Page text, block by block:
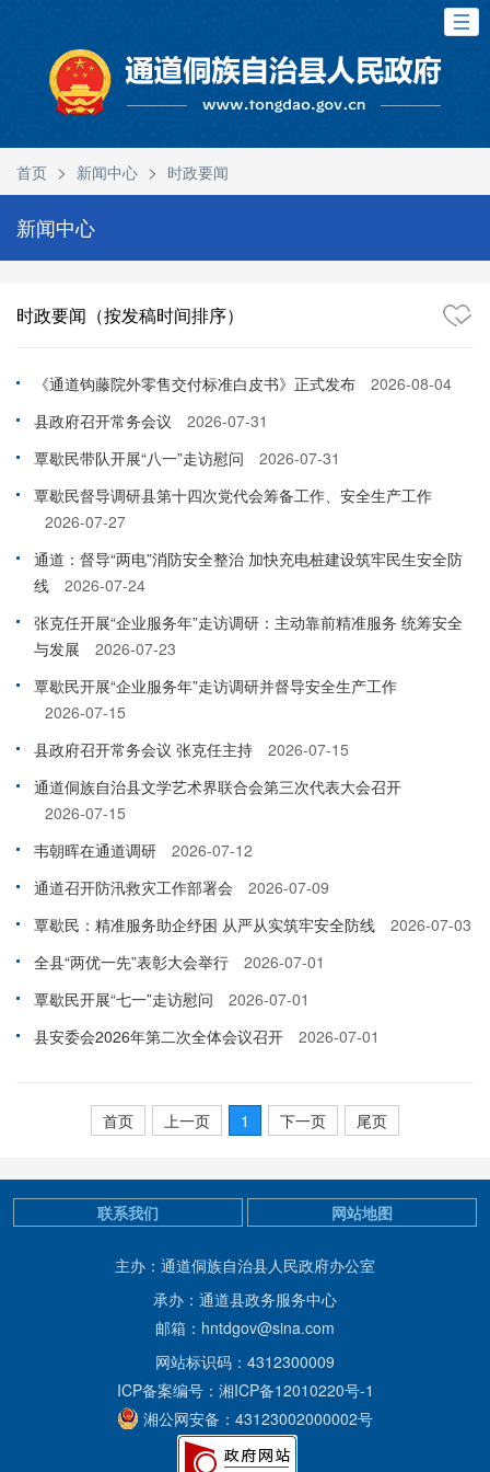
首页 > 新闻中心 > 时政要闻
新闻中心
时政要闻（按发稿时间排序）
《通道钩藤院外零售交付标准白皮书》正式发布
2026-08-04
县政府召开常务会议
2026-07-31
覃歇民带队开展“八一”走访慰问
2026-07-31
覃歇民督导调研县第十四次党代会筹备工作、安全生产工作
2026-07-27
通道：督导“两电”消防安全整治 加快充电桩建设筑牢民生安全防
线
2026-07-24
张克任开展“企业服务年”走访调研：主动靠前精准服务 统筹安全
与发展
2026-07-23
覃歇民开展“企业服务年”走访调研并督导安全生产工作
2026-07-15
县政府召开常务会议 张克任主持
2026-07-15
通道侗族自治县文学艺术界联合会第三次代表大会召开
2026-07-15
韦朝晖在通道调研
2026-07-12
通道召开防汛救灾工作部署会
2026-07-09
覃歇民：精准服务助企纾困 从严从实筑牢安全防线
2026-07-03
全县“两优一先”表彰大会举行
2026-07-01
覃歇民开展“七一”走访慰问
2026-07-01
县安委会2026年第二次全体会议召开
2026-07-01
首页 上一页 1 下一页 尾页
主办：通道侗族自治县人民政府办公室
承办：通道县政务服务中心
邮箱：hntdgov@sina.com
网站标识码：4312300009
ICP备案编号：湘ICP备12010220号-1
湘公网安备：43123002000002号
联系我们 网站地图